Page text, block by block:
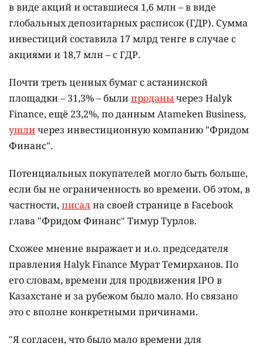
в виде акций и оставшиеся 1,6 млн – в виде
глобальных депозитарных расписок (ГДР). Сумма
инвестиций составила 17 млрд тенге в случае с
акциями и 18,7 млн – с ГДР.
Почти треть ценных бумаг с астанинской
площадки – 31,3% – былипроданычерез Halyk
Finance, ещё 23,2%, по данным Atameken Business,
ушличерез инвестиционную компанию "Фридом
Финанс".
Потенциальных покупателей могло быть больше,
если бы не ограниченность во времени. Об этом, в
частности, писална своей странице в Facebook
глава "Фридом Финанс" Тимур Турлов.
Схожее мнение выражает и и.о. председателя
правления Halyk Finance Мурат Темирханов. По
его словам, времени для продвижения IPO в
Казахстане и за рубежом было мало. Но связано
это с вполне конкретными причинами.
"Я согласен, что было мало времени для